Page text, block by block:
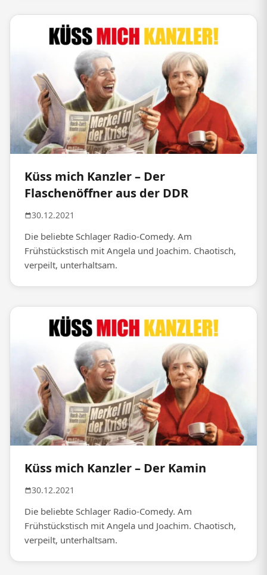
Küss mich Kanzler – Der
Flaschenöffner aus der DDR
30.12.2021
Die beliebte Schlager Radio-Comedy. Am
Frühstückstisch mit Angela und Joachim. Chaotisch,
verpeilt, unterhaltsam.
Küss mich Kanzler – Der Kamin
30.12.2021
Die beliebte Schlager Radio-Comedy. Am
Frühstückstisch mit Angela und Joachim. Chaotisch,
verpeilt, unterhaltsam.